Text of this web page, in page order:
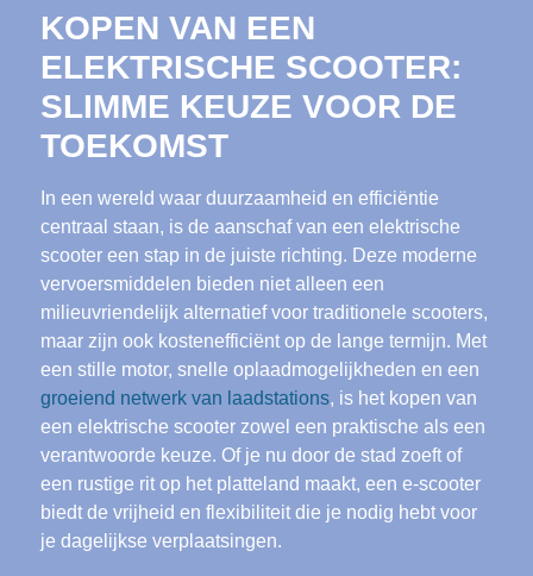
KOPEN VAN EEN
ELEKTRISCHE SCOOTER:
SLIMME KEUZE VOOR DE
TOEKOMST
In een wereld waar duurzaamheid en efficiëntie
centraal staan, is de aanschaf van een elektrische
scooter een stap in de juiste richting. Deze moderne
vervoersmiddelen bieden niet alleen een
milieuvriendelijk alternatief voor traditionele scooters,
maar zijn ook kostenefficiënt op de lange termijn. Met
een stille motor, snelle oplaadmogelijkheden en een
groeiend netwerk van laadstations, is het kopen van
een elektrische scooter zowel een praktische als een
verantwoorde keuze. Of je nu door de stad zoeft of
een rustige rit op het platteland maakt, een e-scooter
biedt de vrijheid en flexibiliteit die je nodig hebt voor
je dagelijkse verplaatsingen.